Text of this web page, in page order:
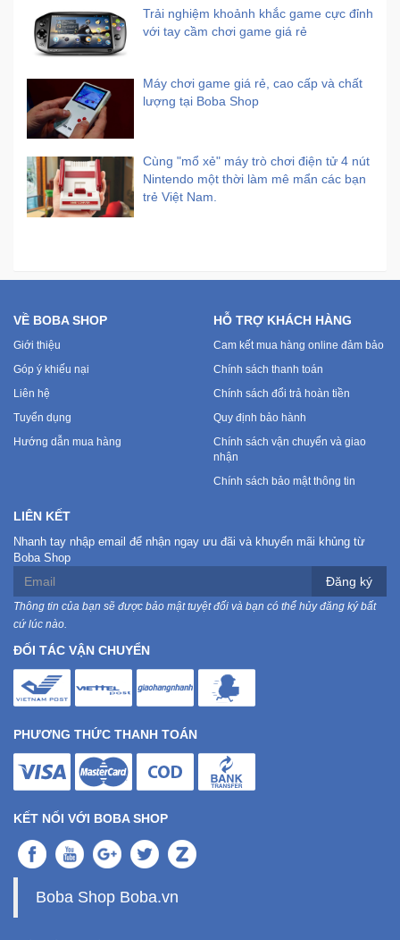
Trải nghiệm khoảnh khắc game cực đỉnh
với tay cầm chơi game giá rẻ
Máy chơi game giá rẻ, cao cấp và chất
lượng tại Boba Shop
Cùng "mổ xẻ" máy trò chơi điện tử 4 nút
Nintendo một thời làm mê mẩn các bạn
trẻ Việt Nam.
VỀ BOBA SHOP
Giới thiệu
Góp ý khiếu nại
Liên hệ
Tuyển dụng
Hướng dẫn mua hàng
HỖ TRỢ KHÁCH HÀNG
Cam kết mua hàng online đảm bảo
Chính sách thanh toán
Chính sách đổi trả hoàn tiền
Quy định bảo hành
Chính sách vận chuyển và giao
nhận
Chính sách bảo mật thông tin
LIÊN KẾT
Nhanh tay nhập email để nhận ngay ưu đãi và khuyến mãi khủng từ
Boba Shop
Đăng ký
Thông tin của bạn sẽ được bảo mật tuyệt đối và bạn có thể hủy đăng ký bất
cứ lúc nào.
ĐỐI TÁC VẬN CHUYỂN
PHƯƠNG THỨC THANH TOÁN
KẾT NỐI VỚI BOBA SHOP
Boba Shop Boba.vn